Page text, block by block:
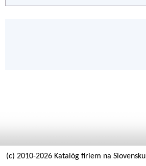
(c) 2010-2026 Katalóg firiem na Slovensku